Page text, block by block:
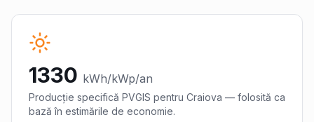
1330 kWh/kWp/an
Producție specifică PVGIS pentru Craiova — folosită ca
bază în estimările de economie.